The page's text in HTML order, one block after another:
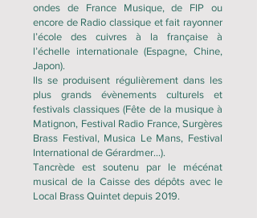
ondes de France Musique, de FIP ou
encore de Radio classique et fait rayonner
l’école des cuivres à la française à
l’échelle internationale (Espagne, Chine,
Japon).
Ils se produisent régulièrement dans les
plus grands évènements culturels et
festivals classiques (Fête de la musique à
Matignon, Festival Radio France, Surgères
Brass Festival, Musica Le Mans, Festival
International de Gérardmer…).
Tancrède est soutenu par le mécénat
musical de la Caisse des dépôts avec le
Local Brass Quintet depuis 2019.